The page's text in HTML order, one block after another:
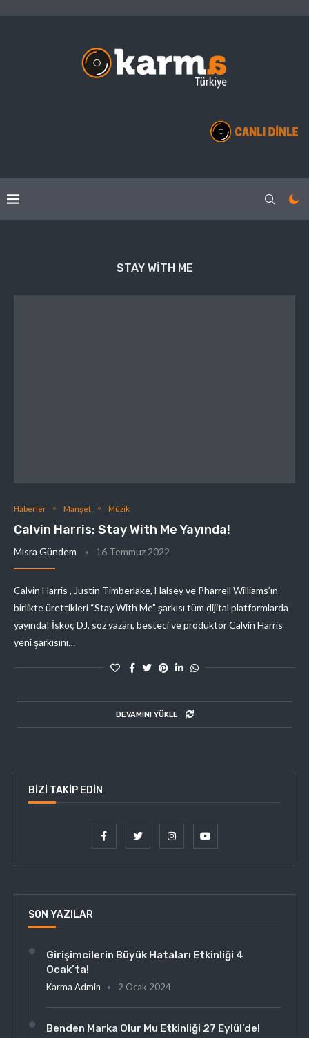
STAY WITH ME
Haberler Manşet Müzik
Calvin Harris: Stay With Me Yayında!
Mısra Gündem 16 Temmuz 2022
Calvin Harris , Justin Timberlake, Halsey ve Pharrell Williams’ın
birlikte ürettikleri “Stay With Me” şarkısı tüm dijital platformlarda
yayında! İskoç DJ, söz yazarı, besteci ve prodüktör Calvin Harris
yeni şarkısını…
DEVAMINI YÜKLE
BIZI TAKIP EDIN
SON YAZILAR
Girişimcilerin Büyük Hataları Etkinliği 4
Ocak’ta!
Karma Admin 2 Ocak 2024
Benden Marka Olur Mu Etkinliği 27 Eylül’de!